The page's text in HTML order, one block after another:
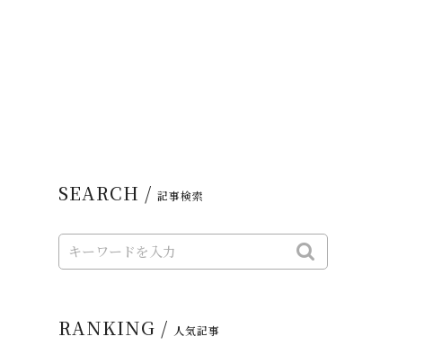
SEARCH / 記事検索
RANKING / 人気記事